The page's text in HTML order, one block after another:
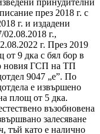
принудителни
през 2018 г. с
г. и издадени
г.,
г. През 2019
от 9 дка с бял бор в
новия ГСП на ТП
9047 „е”. По
е извършено
площ от 5 дка.
възобновена
залесяване
тъй като е налично